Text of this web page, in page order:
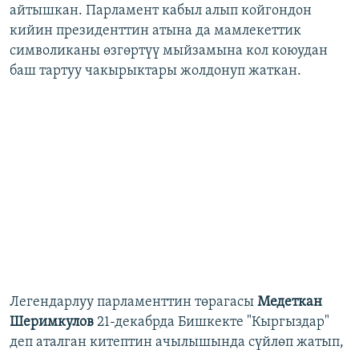
айтышкан. Парламент кабыл алып койгондон
кийин президенттин атына да мамлекеттик
символиканы өзгөртүү мыйзамына кол коюудан
баш тартуу чакырыктары жолдонуп жаткан.
Легендарлуу парламенттин төрагасы Медеткан
Шеримкулов 21-декабрда Бишкекте "Кыргыздар"
деп аталган китептин ачылышында сүйлөп жатып,